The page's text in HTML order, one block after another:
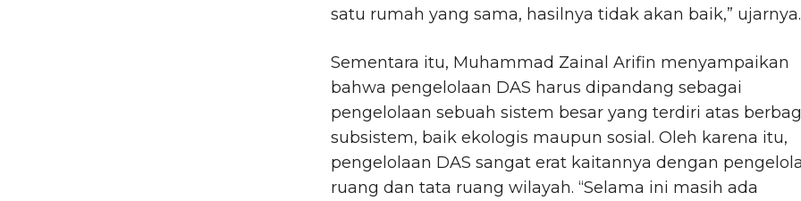
satu rumah yang sama, hasilnya tidak akan baik,” ujarnya.
Sementara itu, Muhammad Zainal Arifin menyampaikan
bahwa pengelolaan DAS harus dipandang sebagai
pengelolaan sebuah sistem besar yang terdiri atas
subsistem, baik ekologis maupun sosial. Oleh karena itu,
pengelolaan DAS sangat erat kaitannya dengan
ruang dan tata ruang wilayah. “Selama ini masih ada